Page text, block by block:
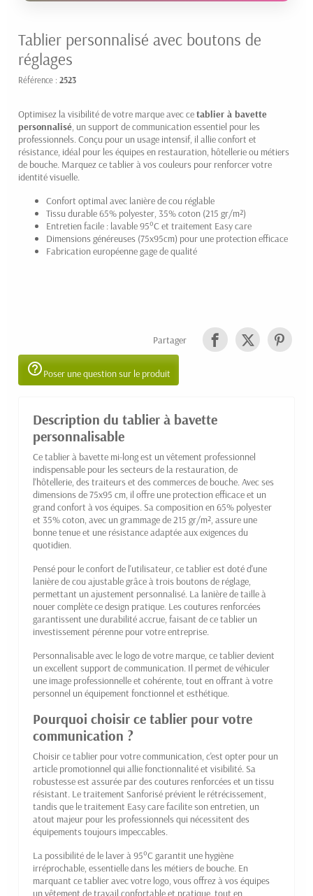
Tablier personnalisé avec boutons de
réglages
Référence : 2523
Optimisez la visibilité de votre marque avec cetablier à bavette
personnalisé , un support de communication essentiel pour les
professionnels. Conçu pour un usage intensif, il allie confort et
résistance, idéal pour les équipes en restauration, hôtellerie ou métiers
de bouche. Marquez ce tablier à vos couleurs pour renforcer votre
identité visuelle.
Confort optimal avec lanière de cou réglable
Tissu durable 65% polyester, 35% coton (215 gr/m²)
Entretien facile : lavable 95°C et traitement Easy care
Dimensions généreuses (75x95cm) pour une protection efficace
Fabrication européenne gage de qualité
Partager
help_outlinePoser une question sur le produit
Description du tablier à bavette
personnalisable
Ce tablier à bavette mi-long est un vêtement professionnel
indispensable pour les secteurs de la restauration, de
l'hôtellerie, des traiteurs et des commerces de bouche. Avec ses
dimensions de 75x95 cm, il offre une protection efficace et un
grand confort à vos équipes. Sa composition en 65% polyester
et 35% coton, avec un grammage de 215 gr/m², assure une
bonne tenue et une résistance adaptée aux exigences du
quotidien.
Pensé pour le confort de l'utilisateur, ce tablier est doté d'une
lanière de cou ajustable grâce à trois boutons de réglage,
permettant un ajustement personnalisé. La lanière de taille à
nouer complète ce design pratique. Les coutures renforcées
garantissent une durabilité accrue, faisant de ce tablier un
investissement pérenne pour votre entreprise.
Personnalisable avec le logo de votre marque, ce tablier devient
un excellent support de communication. Il permet de véhiculer
une image professionnelle et cohérente, tout en offrant à votre
personnel un équipement fonctionnel et esthétique.
Pourquoi choisir ce tablier pour votre
communication ?
Choisir ce tablier pour votre communication, c'est opter pour un
article promotionnel qui allie fonctionnalité et visibilité. Sa
robustesse est assurée par des coutures renforcées et un tissu
résistant. Le traitement Sanforisé prévient le rétrécissement,
tandis que le traitement Easy care facilite son entretien, un
atout majeur pour les professionnels qui nécessitent des
équipements toujours impeccables.
La possibilité de le laver à 95°C garantit une hygiène
irréprochable, essentielle dans les métiers de bouche. En
marquant ce tablier avec votre logo, vous offrez à vos équipes
un vêtement de travail confortable et pratique, tout en